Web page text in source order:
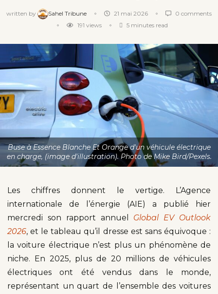
written by Sahel Tribune 21 mai 2026
0 comments
191 views 5 minutes read
Buse à Essence Blanche Et Orange d'un véhicule électrique
en charge, (image d'illustration). Photo de Mike Bird/Pexels.
Les chiffres donnent le vertige. L’Agence
internationale de l’énergie (AIE) a publié hier
mercredi son rapport annuel Global EV Outlook
2026, et le tableau qu’il dresse est sans équivoque :
la voiture électrique n’est plus un phénomène de
niche. En 2025, plus de 20 millions de véhicules
électriques ont été vendus dans le monde,
représentant un quart de l’ensemble des voitures